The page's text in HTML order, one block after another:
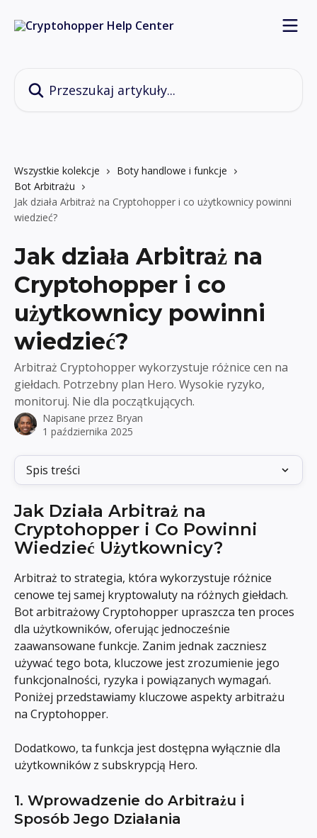
Wszystkie kolekcje
Boty handlowe i funkcje
Bot Arbitrażu
Jak działa Arbitraż na Cryptohopper i co użytkownicy powinni
wiedzieć?
Jak działa Arbitraż na
Cryptohopper i co
użytkownicy powinni
wiedzieć?
Arbitraż Cryptohopper wykorzystuje różnice cen na
giełdach. Potrzebny plan Hero. Wysokie ryzyko,
monitoruj. Nie dla początkujących.
Napisane przez Bryan
1 października 2025
Spis treści
Jak Działa Arbitraż na
Cryptohopper i Co Powinni
Wiedzieć Użytkownicy?
Arbitraż to strategia, która wykorzystuje różnice
cenowe tej samej kryptowaluty na różnych giełdach.
Bot arbitrażowy Cryptohopper upraszcza ten proces
dla użytkowników, oferując jednocześnie
zaawansowane funkcje. Zanim jednak zaczniesz
używać tego bota, kluczowe jest zrozumienie jego
funkcjonalności, ryzyka i powiązanych wymagań.
Poniżej przedstawiamy kluczowe aspekty arbitrażu
na Cryptohopper.
Dodatkowo, ta funkcja jest dostępna wyłącznie dla
użytkowników z subskrypcją Hero.
1. Wprowadzenie do Arbitrażu i
Sposób Jego Działania